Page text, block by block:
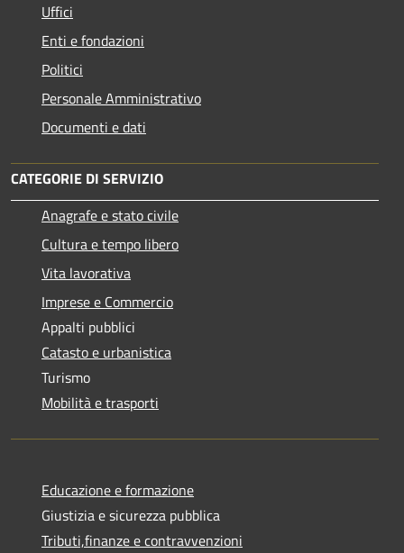
Uffici
Enti e fondazioni
Politici
Personale Amministrativo
Documenti e dati
CATEGORIE DI SERVIZIO
Anagrafe e stato civile
Cultura e tempo libero
Vita lavorativa
Imprese e Commercio
Appalti pubblici
Catasto e urbanistica
Turismo
Mobilità e trasporti
Educazione e formazione
Giustizia e sicurezza pubblica
Tributi,finanze e contravvenzioni